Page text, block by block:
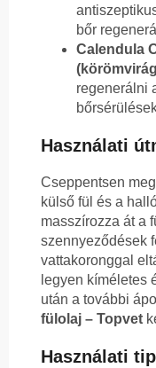
bőr
Calendula
regenerálni
Használati
Cseppentsen
külső fül és a
masszírozza át a
szennyeződések
vattakoronggal
legyen kíméletes
után a további
fülolaj – Topvet
Használati